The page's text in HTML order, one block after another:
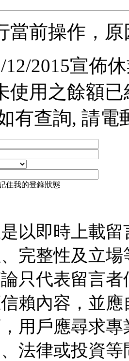
當前操作，
2015宣佈
使用之餘額
有查詢, 請電
住我的登錄狀態
以即時上載
完整性及立
只代表留言
賴內容，並
用戶應尋求
法律或投資